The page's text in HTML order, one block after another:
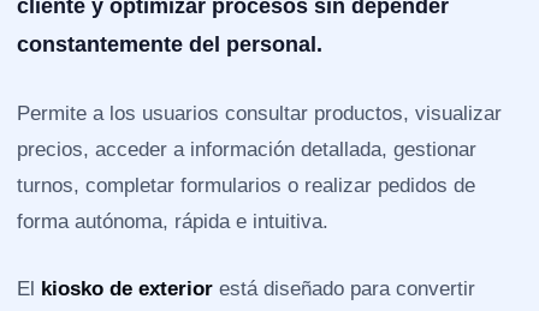
cliente y optimizar procesos sin depender
constantemente del personal.
Permite a los usuarios consultar productos, visualizar
precios, acceder a información detallada, gestionar
turnos, completar formularios o realizar pedidos de
forma autónoma, rápida e intuitiva.
El kiosko de exterior está diseñado para convertir